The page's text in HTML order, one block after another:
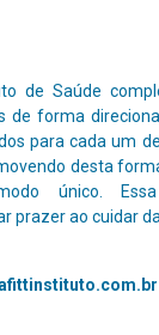
de Saúde
de forma
para cada um
desta
único.
prazer ao cuidar